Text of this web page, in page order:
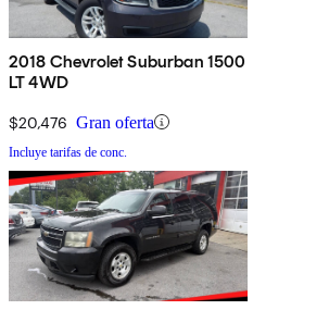
2018 Chevrolet Suburban 1500
LT 4WD
$20,476 Gran oferta
Incluye tarifas de conc.